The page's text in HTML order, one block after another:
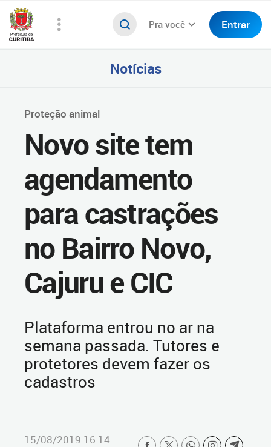
Pra você Entrar
Notícias
Proteção animal
Novo site tem
agendamento
para castrações
no Bairro Novo,
Cajuru e CIC
Plataforma entrou no ar na
semana passada. Tutores e
protetores devem fazer os
cadastros
15/08/2019 16:14